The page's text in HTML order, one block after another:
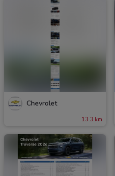
Chevrolet
13.3 km